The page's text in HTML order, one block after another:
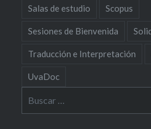
Salas de estudio Scopus
Sesiones de Bienvenida
Traducción e Interpretación
UvaDoc